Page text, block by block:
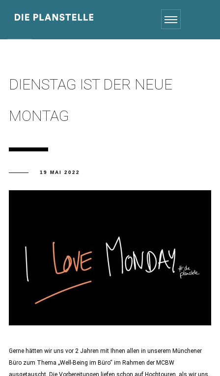
DIENSTAG IST DER NEUE
MONTAG
19 MAI 2022
Gerne hätten wir uns vor 2 Jahren mit Ihnen allen in unserem Münchener
Büro zum Thema „Well-Being im Büro“ im Rahmen der MCBW
ausgetauscht. Die Vorbereitungen liefen schon auf Hochtouren, als wir uns,